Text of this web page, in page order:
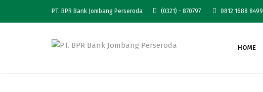
PT. BPR Bank Jombang Perseroda (0321) - 870797 0812 1688 8499
HOME